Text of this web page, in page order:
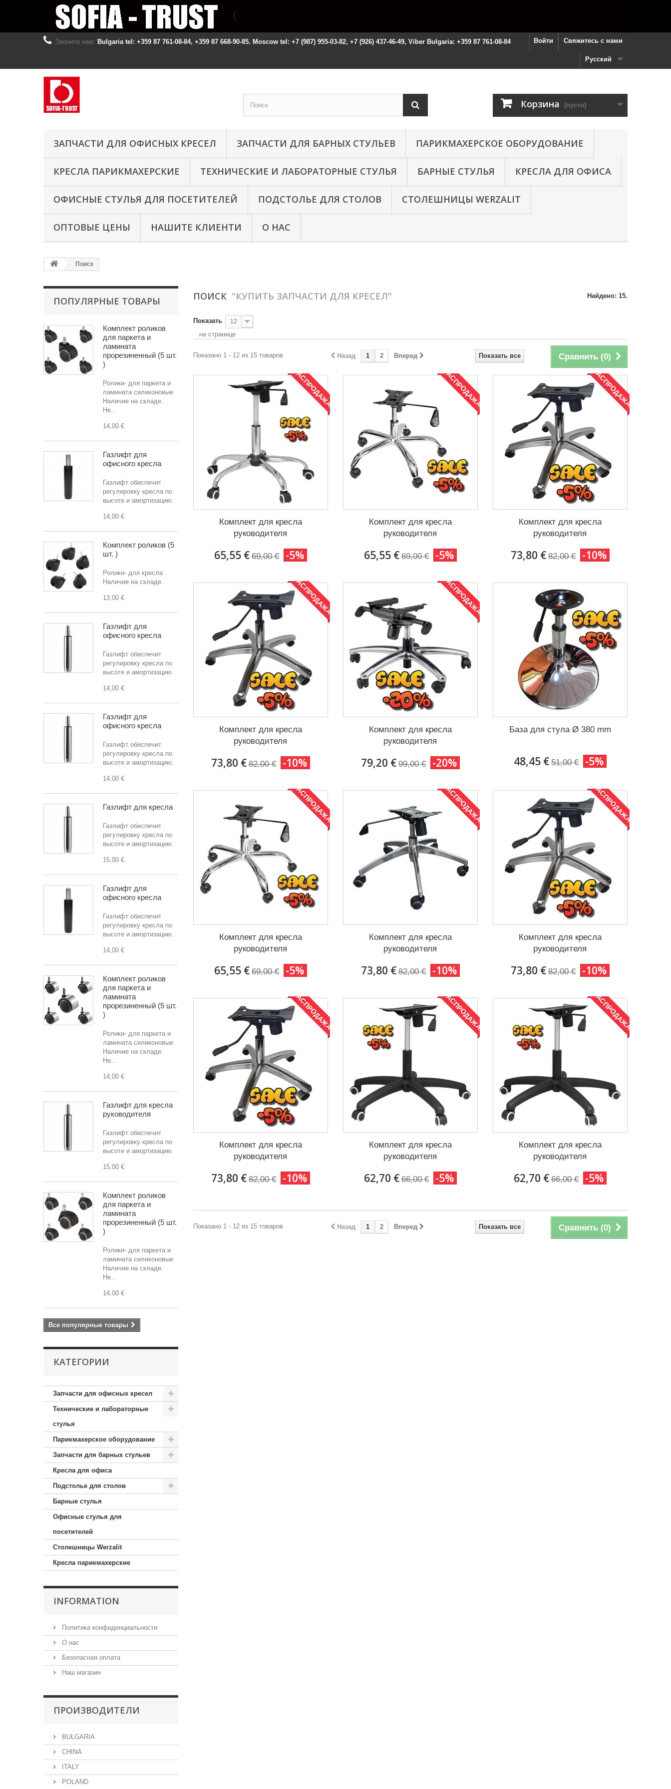
Свяжитесь с нами
Звоните нам: Bulgaria tel: +359 87 761-08-84, +359 87 668-90-85. Moscow tel: +7 (987) 955-03-82, +7 (926) 437-46-49, Viber Bulgaria: +359 87 761-08-84 Войти
Русский
Корзина (пусто)
ЗАПЧАСТИ ДЛЯ ОФИСНЫХ КРЕСЕЛ ЗАПЧАСТИ ДЛЯ БАРНЫХ СТУЛЬЕВ ПАРИКМАХЕРСКОЕ ОБОРУДОВАНИЕ
КРЕСЛА ПАРИКМАХЕРСКИЕ ТЕХНИЧЕСКИЕ И ЛАБОРАТОРНЫЕ СТУЛЬЯ БАРНЫЕ СТУЛЬЯ КРЕСЛА ДЛЯ ОФИСА
ОФИСНЫЕ СТУЛЬЯ ДЛЯ ПОСЕТИТЕЛЕЙ ПОДСТОЛЬЕ ДЛЯ СТОЛОВ СТОЛЕШНИЦЫ WERZALIT
ОПТОВЫЕ ЦЕНЫ НАШИТЕ КЛИЕНТИ О НАС
Поиск
ПОПУЛЯРНЫЕ ТОВАРЫ
Комплект роликов
для паркета и
ламината
прорезиненный (5 шт.
)
Ролики- для паркета и
ламината силиконовые
Наличие на складе.
Не...
14,00 €
Газлифт для
офисного кресла
Газлифт обеспечит
регулировку кресла по
высоте и амортизацию.
14,00 €
Комплект роликов (5
шт. )
Ролики- для кресла
Наличие на складе.
13,00 €
Газлифт для
офисного кресла
Газлифт обеспечит
регулировку кресла по
высоте и амортизацию.
14,00 €
Газлифт для
офисного кресла
Газлифт обеспечит
регулировку кресла по
высоте и амортизацию.
14,00 €
Газлифт для кресла
Газлифт обеспечит
регулировку кресла по
высоте и амортизацию.
15,00 €
Газлифт для
офисного кресла
Газлифт обеспечит
регулировку кресла по
высоте и амортизацию.
14,00 €
Комплект роликов
для паркета и
ламината
прорезиненный (5 шт.
)
Ролики- для паркета и
ламината силиконовые
Наличие на складе.
Не...
14,00 €
Газлифт для кресла
руководителя
Газлифт обеспечит
регулировку кресла по
высоте и амортизацию.
15,00 €
Комплект роликов
для паркета и
ламината
прорезиненный (5 шт.
)
Ролики- для паркета и
ламината силиконовые
Наличие на складе.
Не...
14,00 €
Все популярные товары
КАТЕГОРИИ
Запчасти для офисных кресел
Технические и лабораторные
стулья
Парикмахерское оборудование
Запчасти для барных стульев
Кресла для офиса
Подстолье для столов
Барные стулья
Офисные стулья для
посетителей
Столешницы Werzalit
Кресла парикмахерские
INFORMATION
Политика конфиденциальности
О нас
Безопасная оплата
Наш магазин
ПРОИЗВОДИТЕЛИ
BULGARIA
CHINA
ITALY
POLAND
ПОИСК "КУПИТЬ ЗАПЧАСТИ ДЛЯ КРЕСЕЛ" Найдено: 15.
Показать 12
на странице
Сравнить (0)
Показать все
Назад 1 2 Вперед
Показано 1 - 12 из 15 товаров
РАСПРОДАЖА!
Комплект для кресла
руководителя
65,55 € 69,00 € -5%
РАСПРОДАЖА!
Комплект для кресла
руководителя
65,55 € 69,00 € -5%
РАСПРОДАЖА!
Комплект для кресла
руководителя
73,80 € 82,00 € -10%
РАСПРОДАЖА!
Комплект для кресла
руководителя
73,80 € 82,00 € -10%
РАСПРОДАЖА!
Комплект для кресла
руководителя
79,20 € 99,00 € -20%
База для стула Ø 380 mm
48,45 € 51,00 € -5%
РАСПРОДАЖА!
Комплект для кресла
руководителя
65,55 € 69,00 € -5%
РАСПРОДАЖА!
Комплект для кресла
руководителя
73,80 € 82,00 € -10%
РАСПРОДАЖА!
Комплект для кресла
руководителя
73,80 € 82,00 € -10%
РАСПРОДАЖА!
Комплект для кресла
руководителя
73,80 € 82,00 € -10%
РАСПРОДАЖА!
Комплект для кресла
руководителя
62,70 € 66,00 € -5%
РАСПРОДАЖА!
Комплект для кресла
руководителя
62,70 € 66,00 € -5%
Сравнить (0)
Показать все
Назад 1 2 Вперед
Показано 1 - 12 из 15 товаров